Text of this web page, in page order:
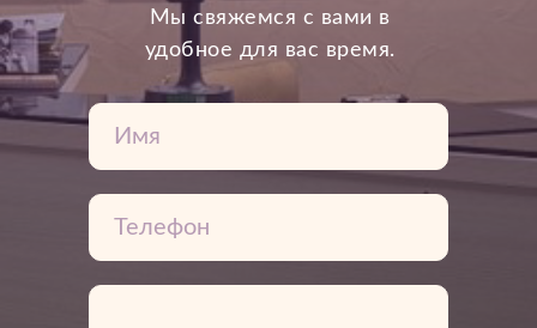
Mы свяжемся с вами в
удобное для вас время.